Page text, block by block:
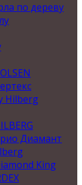
по дереву
Hilberg
Диамант
King